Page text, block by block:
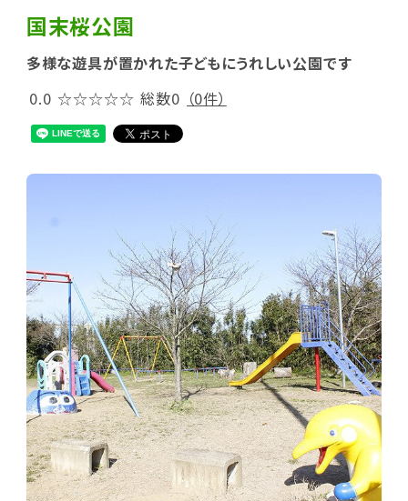
国末桜公園
多様な遊具が置かれた子どもにうれしい公園です
0.0 ☆☆☆☆☆ 総数0 （0件）